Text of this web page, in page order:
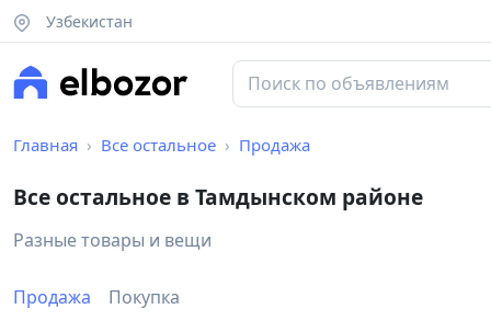
Узбекистан
Главная Все остальное Продажа
Все остальное в Тамдынском районе
Разные товары и вещи
Продажа Покупка